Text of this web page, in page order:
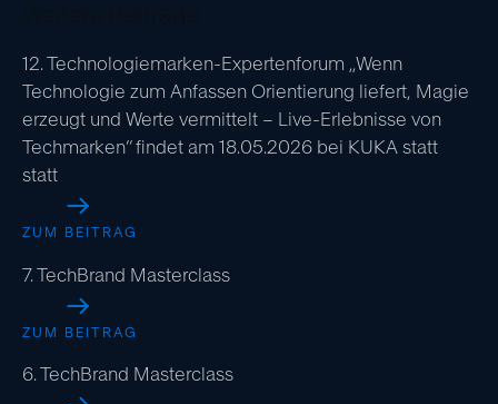
12. Technologiemarken-Expertenforum „Wenn
Technologie zum Anfassen Orientierung liefert, Magie
erzeugt und Werte vermittelt – Live-Erlebnisse von
Techmarken“ findet am 18.05.2026 bei KUKA statt
statt
ZUM BEITRAG
7. TechBrand Masterclass
ZUM BEITRAG
6. TechBrand Masterclass